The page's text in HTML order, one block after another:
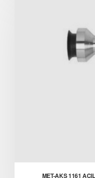
MET-AKS 1161